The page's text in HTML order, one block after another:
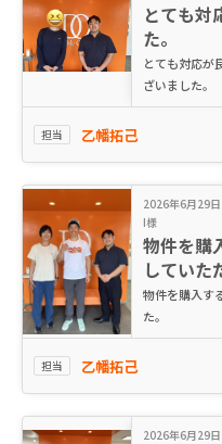
とても対
た。
とても対応が
ざいました。
担当 乙幡拓己
2026年6月29日
I様
物件を購
していた
物件を購入す
た。
担当 乙幡拓己
2026年6月29日